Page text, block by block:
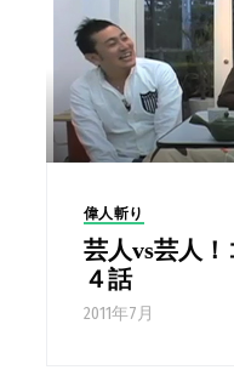
偉人斬り
芸人vs芸人
４話
2011年7月